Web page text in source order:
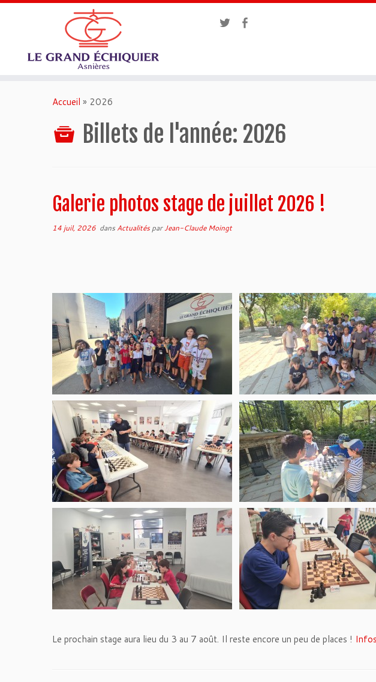
Accueil » 2026
Billets de l'année: 2026
Galerie photos stage de juillet 2026 !
14 juil, 2026 dans ActualitésparJean-Claude Moingt
Le prochain stage aura lieu du 3 au 7 août. Il reste encore un peu de places !